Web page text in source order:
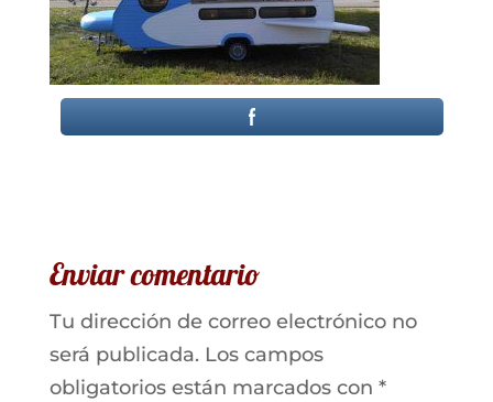
Enviar comentario
Tu dirección de correo electrónico no
será publicada. Los campos
obligatorios están marcados con *